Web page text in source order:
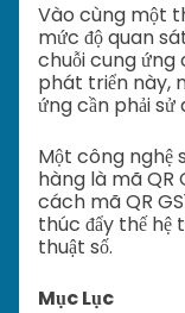
Vào cùng một
mức độ quan
chuỗi cung ứng
phát triển này,
ứng cần phải sử
Một công nghệ
hàng là mã QR
cách mã QR
thúc đẩy thế hệ
thuật số.
Mục Lục